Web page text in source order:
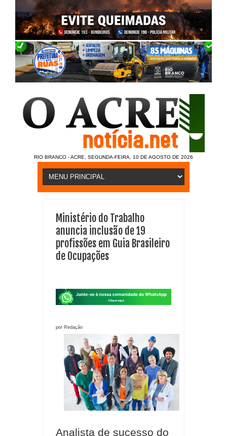
RIO BRANCO - ACRE, SEGUNDA-FEIRA, 10 DE AGOSTO DE 2026
Ministério do Trabalho
anuncia inclusão de 19
profissões em Guia Brasileiro
de Ocupações
por Redação
Analista de sucesso do